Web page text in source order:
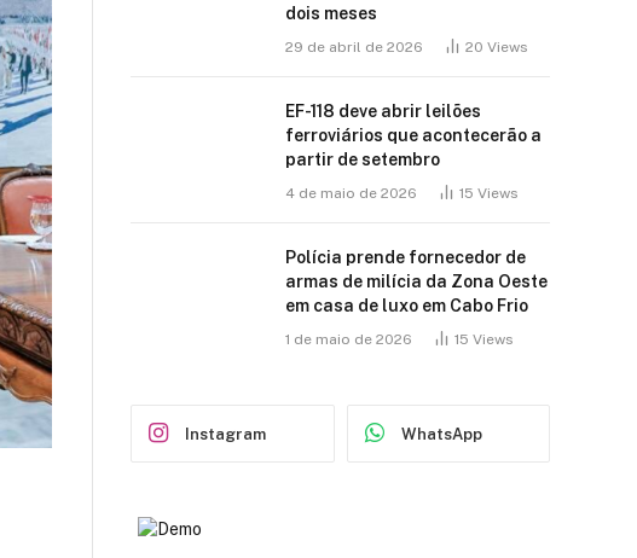
dois meses
29 de abril de 2026 20 Views
EF-118 deve abrir leilões
ferroviários que acontecerão a
partir de setembro
4 de maio de 2026 15 Views
Polícia prende fornecedor de
armas de milícia da Zona Oeste
em casa de luxo em Cabo Frio
1 de maio de 2026 15 Views
Instagram WhatsApp